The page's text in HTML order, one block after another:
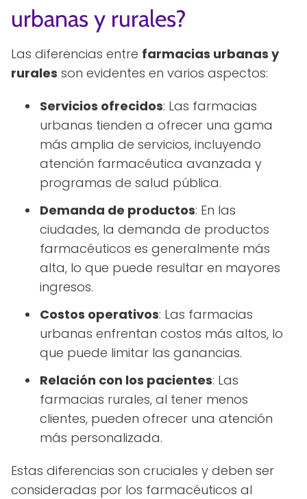
urbanas y rurales?
Las diferencias entre farmacias urbanas y
rurales son evidentes en varios aspectos:
Servicios ofrecidos: Las farmacias
urbanas tienden a ofrecer una gama
más amplia de servicios, incluyendo
atención farmacéutica avanzada y
programas de salud pública.
Demanda de productos: En las
ciudades, la demanda de productos
farmacéuticos es generalmente más
alta, lo que puede resultar en mayores
ingresos.
Costos operativos: Las farmacias
urbanas enfrentan costos más altos, lo
que puede limitar las ganancias.
Relación con los pacientes: Las
farmacias rurales, al tener menos
clientes, pueden ofrecer una atención
más personalizada.
Estas diferencias son cruciales y deben ser
consideradas por los farmacéuticos al